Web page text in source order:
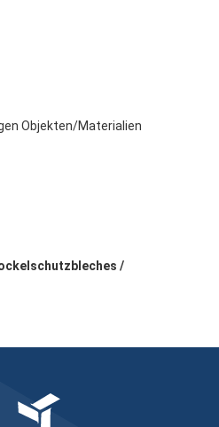
Objekten/Materialien
/